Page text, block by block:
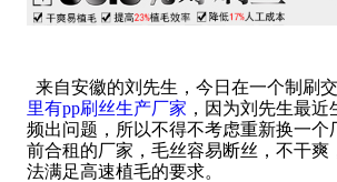
来自安徽的刘先生，今日在一个制刷
里有pp刷丝生产厂家 ，因为刘先生最
频出问题，所以不得不考虑重新换一个
前合租的厂家，毛丝容易断丝，不干爽
法满足高速植毛的要求。